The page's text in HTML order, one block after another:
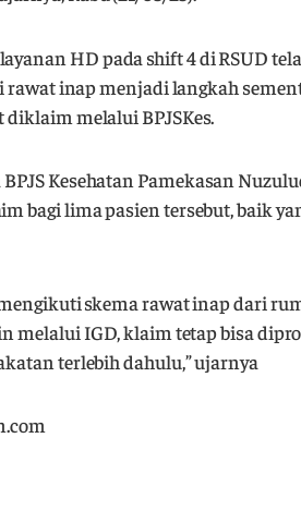
HD pada shift 4 di RSUD
rawat inap menjadi langkah
melalui BPJSKes.
BPJS Kesehatan Pamekasan
bagi lima pasien tersebut, baik
skema rawat inap dari
melalui IGD, klaim tetap bisa
terlebih dahulu,” ujarnya